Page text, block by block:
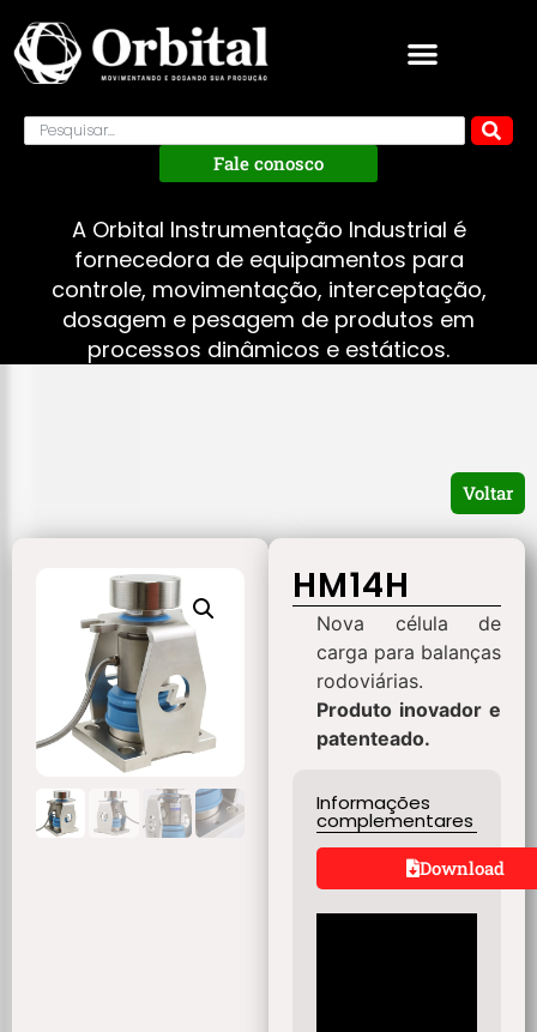
Fale conosco
A Orbital Instrumentação Industrial é
fornecedora de equipamentos para
controle, movimentação, interceptação,
dosagem e pesagem de produtos em
processos dinâmicos e estáticos.
Voltar
HM14H
Nova célula de
carga para balanças
rodoviárias.
Produto inovador e
patenteado.
Informações
complementares
Download